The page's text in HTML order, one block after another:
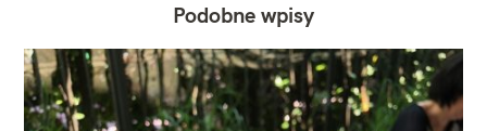
Podobne wpisy